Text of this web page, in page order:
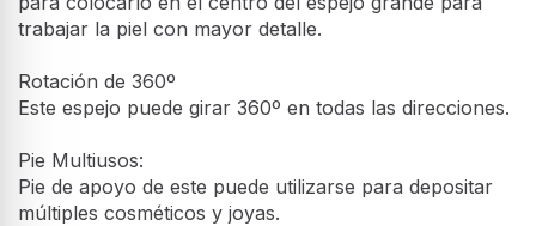
trabajar la piel con mayor detalle.
Rotación de 360º
Este espejo puede girar 360º en todas las direcciones.
Pie Multiusos:
Pie de apoyo de este puede utilizarse para depositar
múltiples cosméticos y joyas.